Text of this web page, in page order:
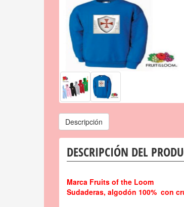
Descripción
DESCRIPCIÓN DEL
Marca Fruits of the Loom
Sudaderas, algodón 100% con